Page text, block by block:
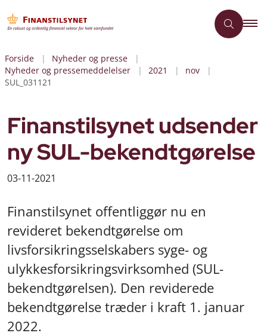
Forside
Nyheder og presse
Nyheder og pressemeddelelser
2021
nov
SUL_031121
Finanstilsynet udsender
ny SUL-bekendtgørelse
03-11-2021
Finanstilsynet offentliggør nu en
revideret bekendtgørelse om
livsforsikringsselskabers syge- og
ulykkesforsikringsvirksomhed (SUL-
bekendtgørelsen). Den reviderede
bekendtgørelse træder i kraft 1. januar
2022.